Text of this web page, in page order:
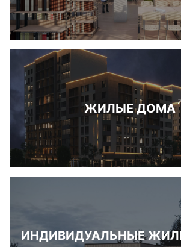
ЖИЛЫЕ ДОМА
ИНДИВИДУАЛЬНЫЕ